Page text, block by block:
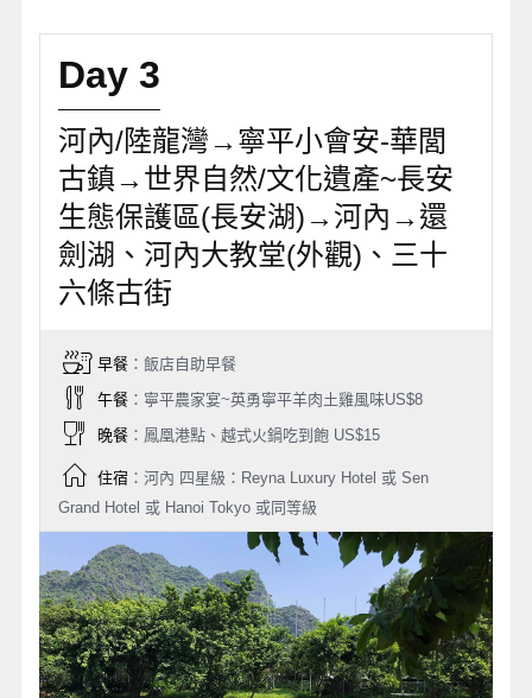
Day 3
河內/陸龍灣→寧平小會安-華閭
古鎮→世界自然/文化遺產~長安
生態保護區(長安湖)→河內→還
劍湖、河內大教堂(外觀)、三十
六條古街
早餐：飯店自助早餐
午餐：寧平農家宴~英勇寧平羊肉土雞風味US$8
晚餐：鳳凰港點、越式火鍋吃到飽 US$15
住宿：河內 四星級：Reyna Luxury Hotel 或 Sen
Grand Hotel 或 Hanoi Tokyo 或同等級